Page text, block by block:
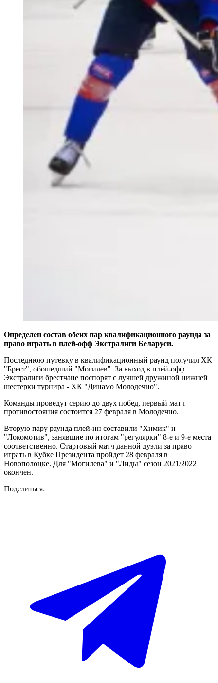
Определен состав обеих пар квалификационного раунда за
право играть в плей-офф Экстралиги Беларуси.
Последнюю путевку в квалификационный раунд получил ХК
"Брест", обошедший "Могилев". За выход в плей-офф
Экстралиги брестчане поспорят с лучшей дружиной нижней
шестерки турнира - ХК "Динамо Молодечно".
Команды проведут серию до двух побед, первый матч
противостояния состоится 27 февраля в Молодечно.
Вторую пару раунда плей-ин составили "Химик" и
"Локомотив", занявшие по итогам "регулярки" 8-е и 9-е места
соответственно. Стартовый матч данной дуэли за право
играть в Кубке Президента пройдет 28 февраля в
Новополоцке. Для "Могилева" и "Лиды" сезон 2021/2022
окончен.
Поделиться: